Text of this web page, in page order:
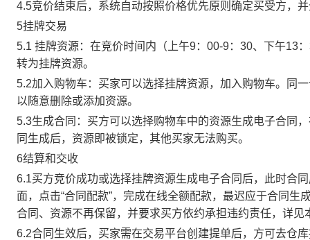
4.5竞价结束后，系统自动按照价格优先原则确定买受方，
5挂牌交易
5.1 挂牌资源：在竞价时间内（上午9：00-9：30、下午13
转为挂牌资源。
5.2加入购物车：买家可以选择挂牌资源，加入购物车。同
以随意删除或添加资源。
5.3生成合同：买方可以选择购物车中的资源生成电子合同
同生成后，资源即被锁定，其他买家无法购买。
6结算和交收
6.1买方竞价成功或选择挂牌资源生成电子合同后，此时合
面，点击“合同配款”，完成在线全额配款，最迟应于合同
合同、资源不再保留，并要求买方依约承担违约责任，详见
6.2合同生效后，买家需在交易平台创建提单后，方可去仓